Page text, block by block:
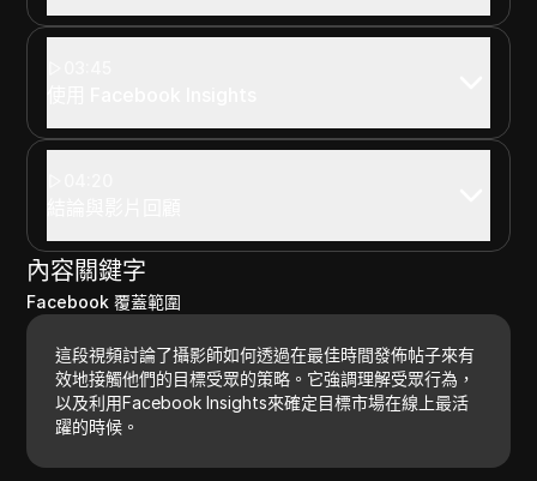
內容關鍵字
Facebook 覆蓋範圍
這段視頻討論了攝影師如何透過在最佳時間發佈帖子來有
效地接觸他們的目標受眾的策略。它強調理解受眾行為，
以及利用Facebook Insights來確定目標市場在線上最活
躍的時候。